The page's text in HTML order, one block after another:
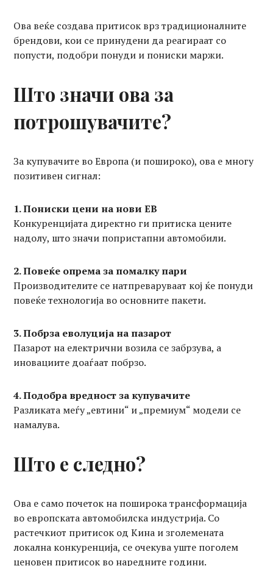
Ова веќе создава притисок врз традиционалните
брендови, кои се принудени да реагираат со
попусти, подобри понуди и пониски маржи.
Што значи ова за
потрошувачите?
За купувачите во Европа (и пошироко), ова е многу
позитивен сигнал:
1. Пониски цени на нови ЕВ
Конкуренцијата директно ги притиска цените
надолу, што значи попристапни автомобили.
2. Повеќе опрема за помалку пари
Производителите се натпреваруваат кој ќе понуди
повеќе технологија во основните пакети.
3. Побрза еволуција на пазарот
Пазарот на електрични возила се забрзува, а
иновациите доаѓаат побрзо.
4. Подобра вредност за купувачите
Разликата меѓу „евтини“ и „премиум“ модели се
намалува.
Што е следно?
Ова е само почеток на поширока трансформација
во европската автомобилска индустрија. Со
растечкиот притисок од Кина и зголемената
локална конкуренција, се очекува уште поголем
ценовен притисок во наредните години.